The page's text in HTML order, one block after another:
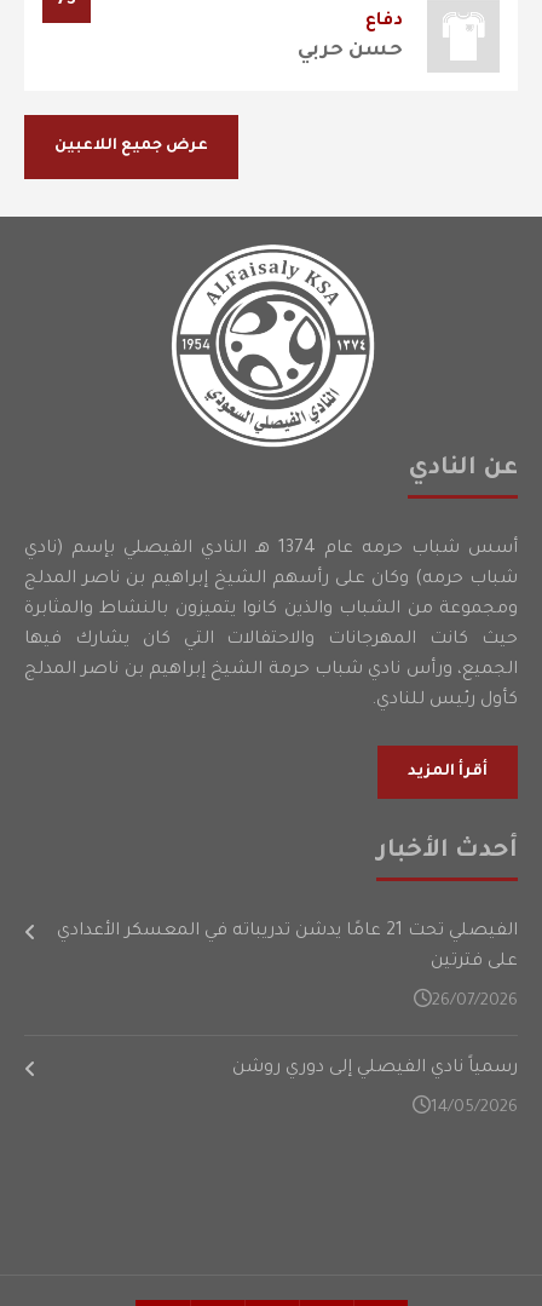
دفاع
حسن حربي
عرض جميع اللاعبين
عن النادي
أسس شباب حرمه عام 1374 هـ النادي الفيصلي بإسم (نادي
شباب حرمه) وكان على رأسهم الشيخ إبراهيم بن ناصر المدلج
ومجموعة من الشباب والذين كانوا يتميزون بالنشاط والمثابرة
حيث كانت المهرجانات والاحتفالات التي كان يشارك فيها
الجميع، ورأس نادي شباب حرمة الشيخ إبراهيم بن ناصر المدلج
كأول رئيس للنادي.
أقرأ المزيد
أحدث الأخبار
الفيصلي تحت 21 عامًا يدشن تدريباته في المعسكر الأعدادي
على فترتين
26/07/2026
رسمياً نادي الفيصلي إلى دوري روشن
14/05/2026